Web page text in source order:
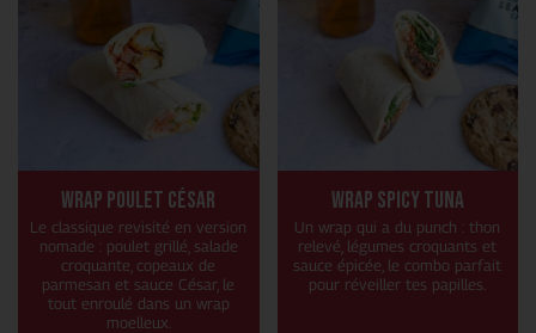
Wrap Poulet César
Le classique revisité en version
nomade : poulet grillé, salade
croquante, copeaux de
parmesan et sauce César, le
tout enroulé dans un wrap
moelleux.
Wrap Spicy Tuna
Un wrap qui a du punch : thon
relevé, légumes croquants et
sauce épicée, le combo parfait
pour réveiller tes papilles.